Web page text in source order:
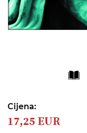
the
gallery
Cijena:
17,25 EUR